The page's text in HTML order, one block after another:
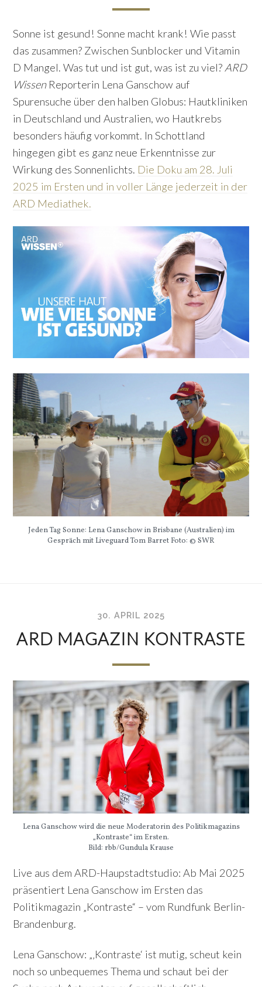
Sonne ist gesund! Sonne macht krank! Wie passt
das zusammen? Zwischen Sunblocker und Vitamin
D Mangel. Was tut und ist gut, was ist zu viel? ARD
WissenReporterin Lena Ganschow auf
Spurensuche über den halben Globus: Hautkliniken
in Deutschland und Australien, wo Hautkrebs
besonders häufig vorkommt. In Schottland
hingegen gibt es ganz neue Erkenntnisse zur
Wirkung des Sonnenlichts. Die Doku am 28. Juli
2025 im Ersten und in voller Länge jederzeit in der
ARD Mediathek.
Jeden Tag Sonne: Lena Ganschow in Brisbane (Australien) im
Gespräch mit Liveguard Tom Barret Foto: © SWR
30. APRIL 2025
ARD MAGAZIN KONTRASTE
Lena Ganschow wird die neue Moderatorin des Politikmagazins
„Kontraste“ im Ersten.
Bild: rbb/Gundula Krause
Live aus dem ARD-Haupstadtstudio: Ab Mai 2025
präsentiert Lena Ganschow im Ersten das
Politikmagazin „Kontraste“ – vom Rundfunk Berlin-
Brandenburg.
Lena Ganschow: „‚Kontraste‘ ist mutig, scheut kein
noch so unbequemes Thema und schaut bei der